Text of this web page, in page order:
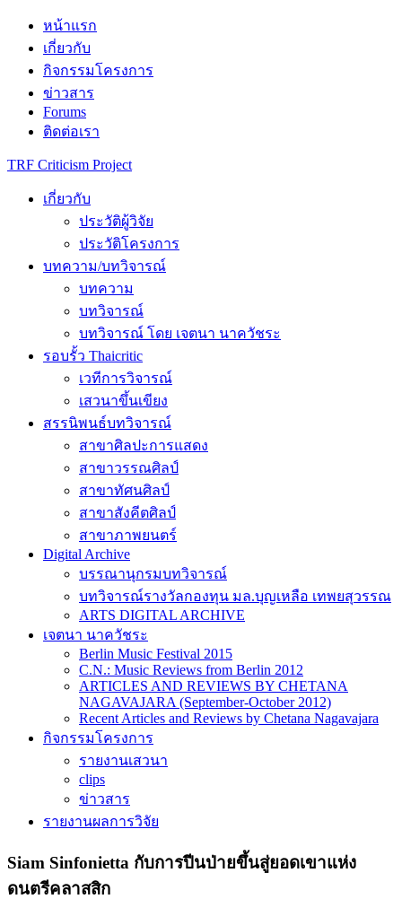
Skip
content
หน้าแรก
เกี่ยวกับ
กิจกรรมโครงการ
ข่าวสาร
Forums
ติดต่อเรา
TRF Criticism Project
เกี่ยวกับ
ประวัติผู้วิจัย
ประวัติโครงการ
บทความ/บทวิจารณ์
บทความ
บทวิจารณ์
บทวิจารณ์ โดย เจตนา นาควัชระ
รอบรั้ว Thaicritic
เวทีการวิจารณ์
เสวนาขึ้นเขียง
สรรนิพนธ์บทวิจารณ์
สาขาศิลปะการแสดง
สาขาวรรณศิลป์
สาขาทัศนศิลป์
สาขาสังคีตศิลป์
สาขาภาพยนตร์
Digital Archive
บรรณานุกรมบทวิจารณ์
บทวิจารณ์รางวัลกองทุน มล.บุญเหลือ เทพยสุวรรณ
ARTS DIGITAL ARCHIVE
เจตนา นาควัชระ
Berlin Music Festival 2015
C.N.: Music Reviews from Berlin 2012
ARTICLES AND REVIEWS BY CHETANA
NAGAVAJARA (September-October 2012)
Recent Articles and Reviews by Chetana Nagavajara
กิจกรรมโครงการ
รายงานเสวนา
clips
ข่าวสาร
รายงานผลการวิจัย
Siam Sinfonietta กับการปีนป่ายขึ้นสู่ยอดเขาแห่ง
ดนตรีคลาสสิก